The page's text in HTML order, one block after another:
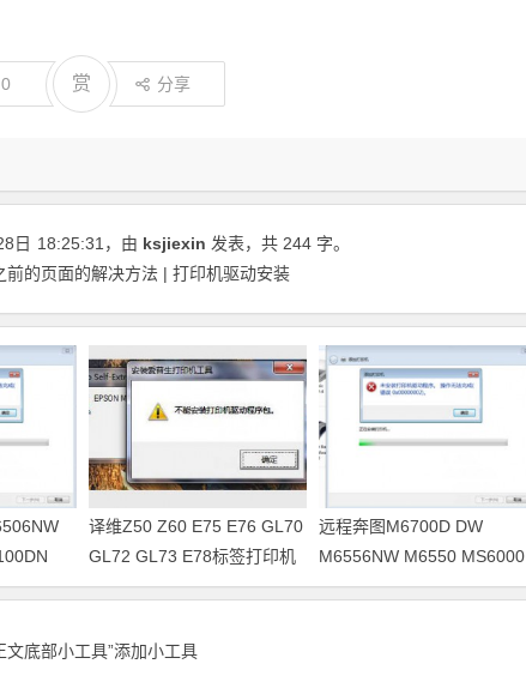
0 赏 分享
日 18:25:31 ，由 ksjiexin 发表，共 244 字。
的页面的解决方法 | 打印机驱动安装
安装
译维Z50 Z60 E75 E76 GL70
GL72 GL73 E78标签打印机
驱动软件安装方法
远程奔图M6700D DW
M6556NW M6550 MS6000
M6509NW打印机驱动安装
文底部小工具”添加小工具